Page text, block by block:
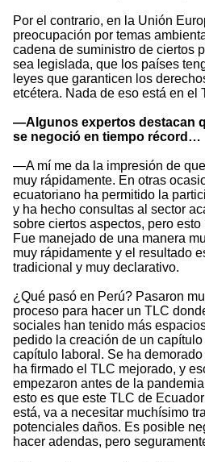
Por el contrario, en la Unión
preocupación por temas
cadena de suministro de ciertos
sea legislada, que los países
leyes que garanticen los
etcétera. Nada de eso está en el
—Algunos expertos destacan
se negoció en tiempo récord…
—A mí me da la impresión de
muy rápidamente. En otras
ecuatoriano ha permitido la
y ha hecho consultas al sector
sobre ciertos aspectos, pero
Fue manejado de una manera
muy rápidamente y el resultado
tradicional y muy declarativo.
¿Qué pasó en Perú? Pasaron
proceso para hacer un TLC
sociales han tenido más
pedido la creación de un
capítulo laboral. Se ha
ha firmado el TLC mejorado, y
empezaron antes de la
esto es que este TLC de
está, va a necesitar muchísimo
potenciales daños. Es posible
hacer adendas, pero